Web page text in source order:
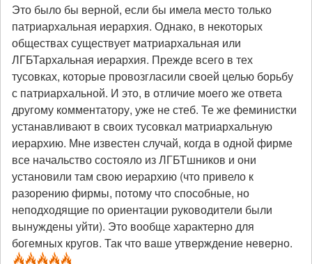
Это было бы верной, если бы имела место только
патриархальная иерархия. Однако, в некоторых
обществах существует матриархальная или
ЛГБТархальная иерархия. Прежде всего в тех
тусовках, которые провозгласили своей целью борьбу
с патриархальной. И это, в отличие моего же ответа
другому комментатору, уже не стеб. Те же феминистки
устанавливают в своих тусовкал матриархальную
иерархию. Мне известен случай, когда в одной фирме
все начальство состояло из ЛГБТшников и они
установили там свою иерархию (что привело к
разорению фирмы, потому что способные, но
неподходящие по ориентации руководители были
вынуждены уйти). Это вообще характерно для
богемных кругов. Так что ваше утверждение неверно.